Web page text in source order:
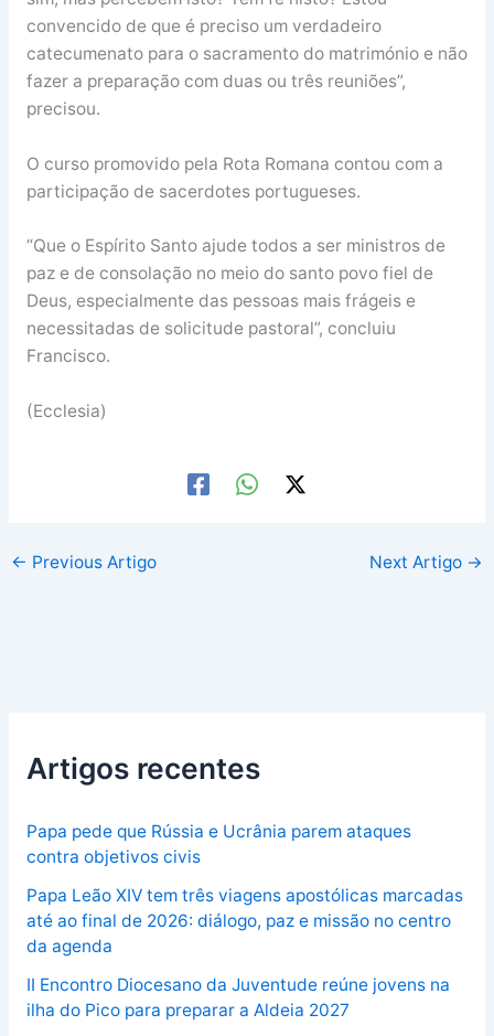
convencido de que é preciso um verdadeiro
catecumenato para o sacramento do matrimónio e não
fazer a preparação com duas ou três reuniões”,
precisou.
O curso promovido pela Rota Romana contou com a
participação de sacerdotes portugueses.
“Que o Espírito Santo ajude todos a ser ministros de
paz e de consolação no meio do santo povo fiel de
Deus, especialmente das pessoas mais frágeis e
necessitadas de solicitude pastoral”, concluiu
Francisco.
(Ecclesia)
← Previous Artigo Next Artigo →
Artigos recentes
Papa pede que Rússia e Ucrânia parem ataques
contra objetivos civis
Papa Leão XIV tem três viagens apostólicas marcadas
até ao final de 2026: diálogo, paz e missão no centro
da agenda
II Encontro Diocesano da Juventude reúne jovens na
ilha do Pico para preparar a Aldeia 2027